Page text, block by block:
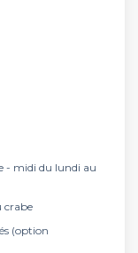
- midi du lundi au
crabe
(option